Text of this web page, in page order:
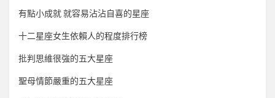
有點小成就 就容易沾沾自喜的星座
十二星座女生依賴人的程度排行榜
批判思維很強的五大星座
聖母情節嚴重的五大星座